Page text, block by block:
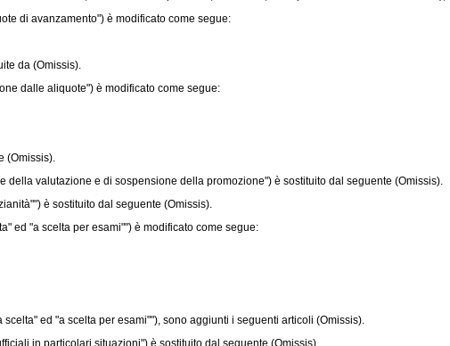
di avanzamento") è modificato come segue:
da (Omissis).
dalle aliquote") è modificato come segue:
(Omissis).
valutazione e di sospensione della promozione") è sostituito dal seguente (Omissis).
è sostituito dal seguente (Omissis).
ed "a scelta per esami"") è modificato come segue:
ed "a scelta per esami""), sono aggiunti i seguenti articoli (Omissis).
in particolari situazioni") è sostituito dal seguente (Omissis).